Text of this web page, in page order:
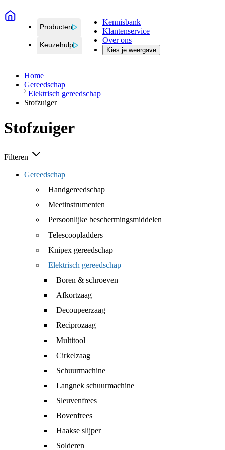
Producten
Keuzehulp
Kennisbank
Klantenservice
Over ons
Kies je weergave
Home
Gereedschap
Elektrisch gereedschap
Stofzuiger
Stofzuiger
Filteren
Gereedschap
Handgereedschap
Meetinstrumenten
Persoonlijke beschermingsmiddelen
Telescoopladders
Knipex gereedschap
Elektrisch gereedschap
Boren & schroeven
Afkortzaag
Decoupeerzaag
Reciprozaag
Multitool
Cirkelzaag
Schuurmachine
Langnek schuurmachine
Sleuvenfrees
Bovenfrees
Haakse slijper
Solderen